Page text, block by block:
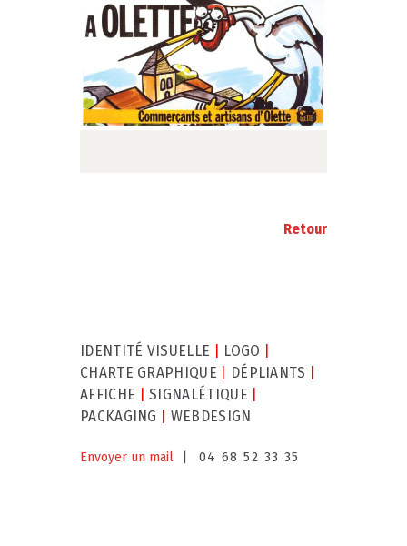
Retour
IDENTITÉ VISUELLE LOGO
CHARTE GRAPHIQUE
DÉPLIANTS
AFFICHE
|SIGNALÉTIQUE
PACKAGING
WEBDESIGN
Envoyer un mail | 04 68 52 33 35